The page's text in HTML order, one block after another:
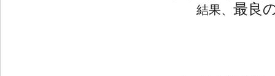
結果、 最良